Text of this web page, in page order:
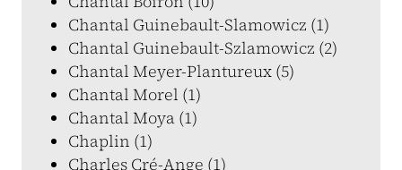
Chantal Guinebault-Slamowicz (1)
Chantal Guinebault-Szlamowicz (2)
Chantal Meyer-Plantureux (5)
Chantal Morel (1)
Chantal Moya (1)
Chaplin (1)
Charles Cré-Ange (1)